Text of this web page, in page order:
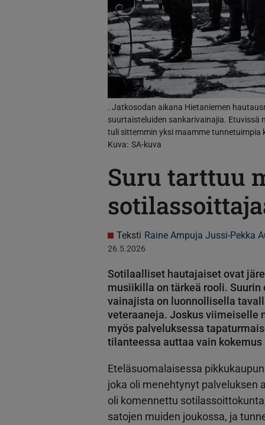
. Jatkosodan aikana Hietaniemen
suurtaisteluiden sankarivainajia. Etuvissä
tuli sittemmin yksi maamme tunnetuimpia
Kuva SA-kuva
Suru tarttuu
Teksti Raine Ampuja Jussi-Pekka
26.5.2026
Sotilaalliset hautajaiset ovat
musiikilla on tärkeä rooli.
vainajista on luonnollisella
veteraaneja. Joskus viimeiselle
myös palveluksessa
tilanteessa auttaa vain kokemus
Eteläsuomalaisessa
joka oli menehtynyt palveluksen
oli komennettu
satojen muiden joukossa, ja